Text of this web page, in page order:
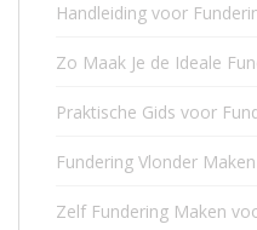
Handleiding voor
Zo Maak Je de Ideale
Praktische Gids voor
Fundering Vlonder
Zelf Fundering Maken